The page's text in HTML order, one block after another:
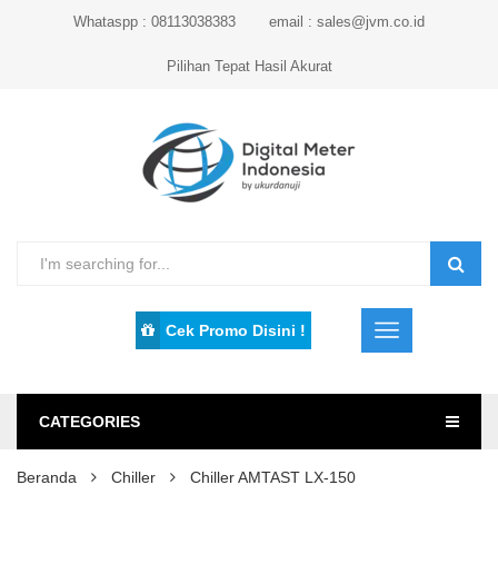
Whataspp : 08113038383 email : sales@jvm.co.id
Pilihan Tepat Hasil Akurat
Cek Promo Disini !
CATEGORIES
Beranda Chiller Chiller AMTAST LX-150